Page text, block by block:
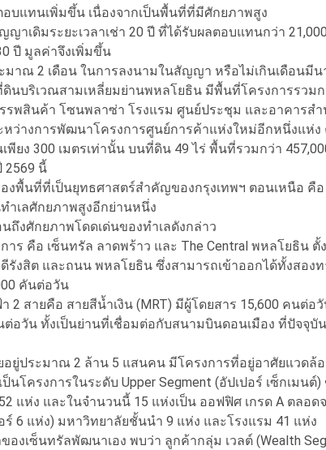
บแทนเพิ่มขึ้น เนื่องจากเป็นพื้นที่ที่มีศักยภาพสูง
าเดิมระยะเวลาเช่า 20 ปี ที่ได้รับผลตอบแทนกว่า
ปี มูลค่าจึงเพิ่มขึ้น
มาณ 2 เดือน ในการลงนามในสัญญา หรือไม่เกินเดือนมีน
นบริเวณสามเหลี่ยมย่านพหลโยธิน มีพื้นที่โครงการรวมก
รพสินค้า โซนพลาซ่า โรงแรม ศูนย์ประชุม และอาคารส
ว่างการพัฒนาโครงการศูนย์การค้าแห่งใหม่อีกหนึ่งแห่ง
ยง 300 เมตรเท่านั้น บนที่ดิน 49 ไร่ พื้นที่รวมกว่า
2569 นี้
งพื้นที่ที่เป็นยุทธศาสตร์สำคัญของกรุงเทพฯ ตอนเหนือ คือ
ำเลศักยภาพสูงอีกย่านหนึ่ง
ถึงศักยภาพโดดเด่นของทำเลดังกล่าว
าร คือ เซ็นทรัล ลาดพร้าว และ The Central พหลโยธิน
รังสิต และถนน พหลโยธิน ซึ่งสามารถเข้าออกได้ทั้งสอง
คันต่อวัน
2 สายคือ สายสีน้ำเงิน (MRT) มีผู้โดยสาร 15,600 คนต่อ
ต่อวัน ทั้งเป็นย่านที่เชื่อมต่อกับสนามบินดอนเมือง ที่ปัจจุบั
ยู่ประมาณ 2 ล้าน 5 แสนคน มีโครงการที่อยู่อาศัยแวดล้อ
นโครงการในระดับ Upper Segment (อัปเปอร์ เซ็กเมนต์
แห่ง และในจำนวนนี้ 15 แห่งเป็น ออฟฟิศ เกรด A ตลอด
ร์ 6 แห่ง) มหาวิทยาลัยชั้นนำ 9 แห่ง และโรงแรม 41 แห่ง
งเซ็นทรัลพัฒนาเอง พบว่า ลูกค้ากลุ่ม เวลต์ (Wealth